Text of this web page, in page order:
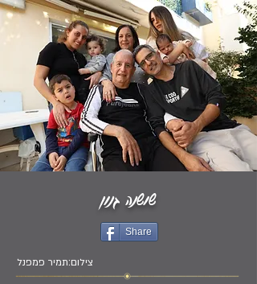
שושנה גנון
Share
צילום:תמיר פמפנל